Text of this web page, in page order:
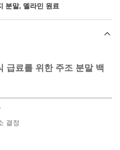
분말, 멜라민 원료
급료를 위한 주조 분말 백
결정